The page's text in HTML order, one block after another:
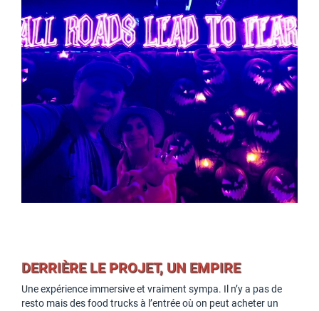
DERRIÈRE LE PROJET, UN EMPIRE
Une expérience immersive et vraiment sympa. Il n’y a pas de
resto mais des food trucks à l’entrée où on peut acheter un